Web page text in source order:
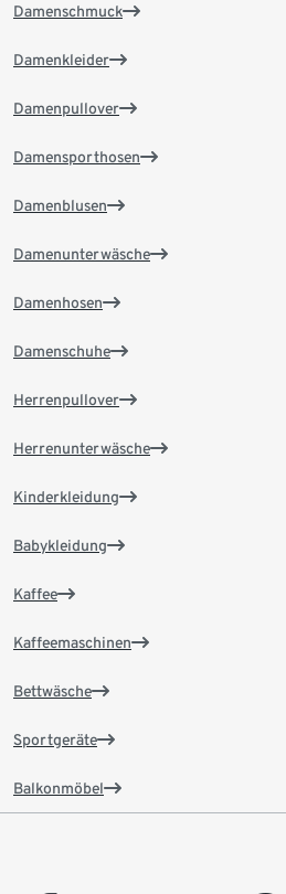
Damenschmuck
Damenkleider
Damenpullover
Damensporthosen
Damenblusen
Damenunterwäsche
Damenhosen
Damenschuhe
Herrenpullover
Herrenunterwäsche
Kinderkleidung
Babykleidung
Kaffee
Kaffeemaschinen
Bettwäsche
Sportgeräte
Balkonmöbel